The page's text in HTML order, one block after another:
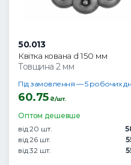
50.013
Квітка кована d 150 мм
Товщина 2 мм
Під замовлення — 5 робочих
60.75₴/шт.
Оптом дешевше
від 20 шт.
від 26 шт.
від 32 шт.